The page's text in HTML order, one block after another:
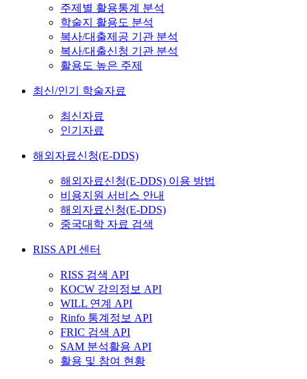
주제별 활용통계 분석
학술지 활용도 분석
복사/대출제공 기관 분석
복사/대출신청 기관 분석
활용도 높은 주제
최신/인기 학술자료
최신자료
인기자료
해외자료신청(E-DDS)
해외자료신청(E-DDS) 이용 방법
비용지원 서비스 안내
해외자료신청(E-DDS)
중국대학 자료 검색
RISS API 센터
RISS 검색 API
KOCW 강의정보 API
WILL 연계 API
Rinfo 통계정보 API
FRIC 검색 API
SAM 분석활용 API
활용 및 참여 현황